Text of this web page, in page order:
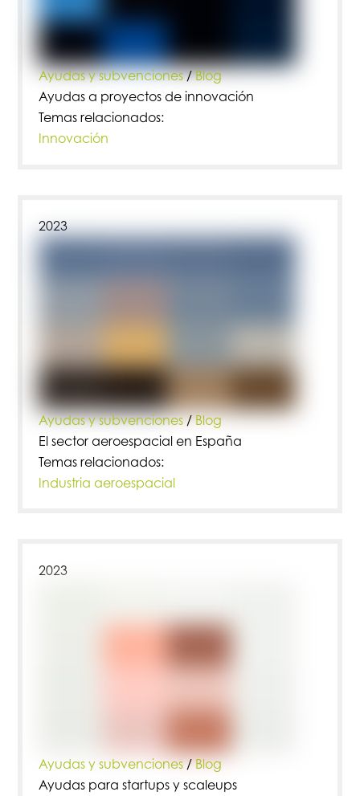
Ayudas y subvenciones/Blog
Ayudas a proyectos de innovación
Temas relacionados:
Innovación
2023
Ayudas y subvenciones/Blog
El sector aeroespacial en España
Temas relacionados:
Industria aeroespacial
2023
Ayudas y subvenciones/Blog
Ayudas para startups y scaleups